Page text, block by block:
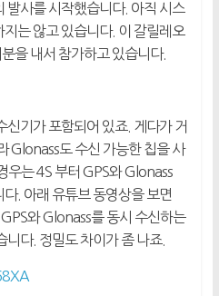
발사를 시작했습니다. 아직 시스
는 않고 있습니다. 이 갈릴레오
을 내서 참가하고 있습니다.
신기가 포함되어 있죠. 게다가 거
Glonass도 수신 가능한 칩을 사
우는 4S 부터 GPS와 Glonass
. 아래 유튜브 동영상을 보면
와 Glonass를 동시 수신하는
다. 정밀도 차이가 좀 나죠.